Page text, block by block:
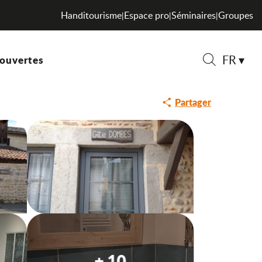
FR
Handitourisme|Espace pro|Séminaires|Groupes
Partager